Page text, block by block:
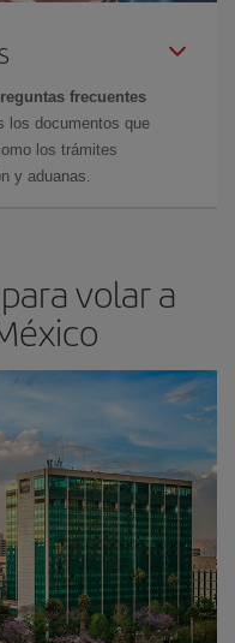
frecuentes
los documentos que
los trámites
y aduanas.
volar a